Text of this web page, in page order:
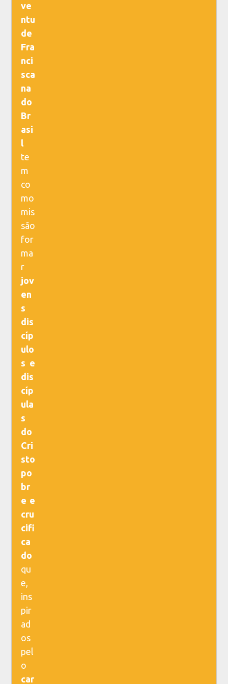
ve
ntu
de
Fra
nci
sca
na
do
Br
asi
l
te
m
co
mo
mis
são
for
ma
r
jov
en
s
dis
cíp
ulo
s e
dis
cíp
ula
s
do
Cri
sto
po
br
e e
cru
cifi
ca
do
qu
e,
ins
pir
ad
os
pel
o
car